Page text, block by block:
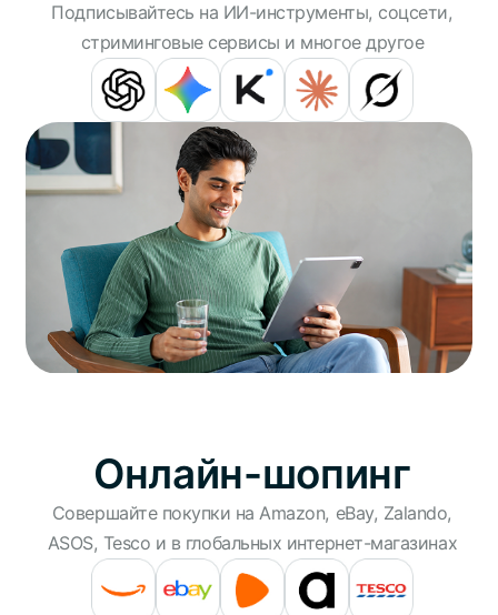
Подписывайтесь на ИИ-инструменты, соцсети,
стриминговые сервисы и многое другое
Онлайн-шопинг
Совершайте покупки на Amazon, eBay, Zalando,
ASOS, Tesco и в глобальных интернет-магазинах